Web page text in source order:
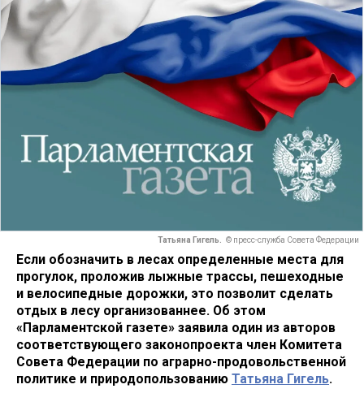
Татьяна Гигель. © пресс-служба Совета Федерации
Если обозначить в лесах определенные места для
прогулок, проложив лыжные трассы, пешеходные
и велосипедные дорожки, это позволит сделать
отдых в лесу организованнее. Об этом
«Парламентской газете» заявила один из авторов
соответствующего законопроекта член Комитета
Совета Федерации по аграрно-продовольственной
политике и природопользованию Татьяна Гигель.